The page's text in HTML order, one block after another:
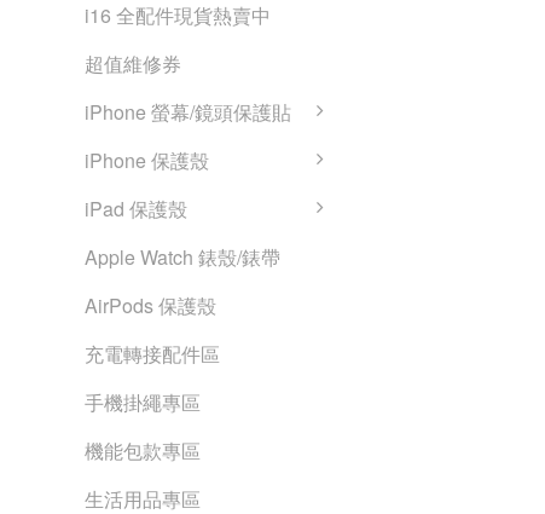
i16 全配件現貨熱賣中
超值維修券
iPhone 螢幕/鏡頭保護貼
iPhone 保護殼
iPad 保護殼
Apple Watch 錶殼/錶帶
AirPods 保護殼
充電轉接配件區
手機掛繩專區
機能包款專區
生活用品專區